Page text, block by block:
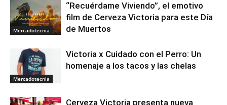
Mercadotecnia
“Recuérdame Viviendo”, el emotivo
film de Cerveza Victoria para este Día
de Muertos
Mercadotecnia
Victoria x Cuidado con el Perro: Un
homenaje a los tacos y las chelas
Cerveza Victoria presenta nueva